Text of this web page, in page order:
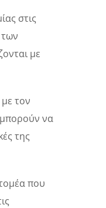
στις
των
με
τον
μπορούν να
της
που